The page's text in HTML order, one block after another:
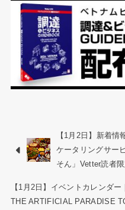
【1月2日】新着情
ケータリングサー
そん」Vetter読者
【1月2日】イベントカレンダ
THE ARTIFICIAL PARADISE